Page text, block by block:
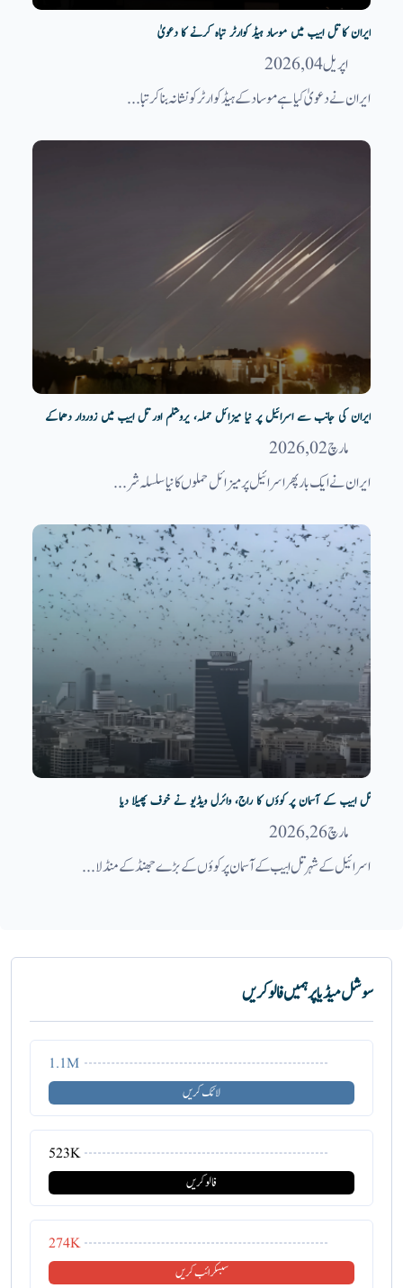
ایران کا تل ابیب میں موساد ہیڈ کوارٹر تباہ کرنے کا دعویٰ
اپریل 04, 2026
ایران نے دعویٰ کیا ہے موساد کے ہیڈکوارٹر کو نشانہ بنا کر تبا...
ایران کی جانب سے اسرائیل پر نیا میزائل حملہ، یروشلم اور تل ابیب میں زوردار دھماکے
مارچ 02, 2026
ایران نے ایک بار پھر اسرائیل پر میزائل حملوں کا نیا سلسلہ شر...
تل ابیب کے آسمان پر کوؤں کا راج، وائرل ویڈیو نے خوف پھیلا دیا
مارچ 26, 2026
اسرائیل کے شہر تل ابیب کے آسمان پر کوؤں کے بڑے جھنڈ کے منڈلا...
سوشل میڈیا پر ہمیں فالو کریں
1.1M
لائک کریں
523K
فالو کریں
274K
سبسکرائب کریں